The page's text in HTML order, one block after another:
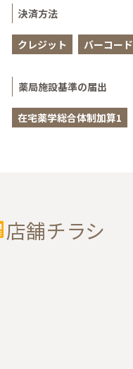
決済方法
クレジット バーコード
薬局施設基準の届出
在宅薬学総合体制加算1
店舗チラシ